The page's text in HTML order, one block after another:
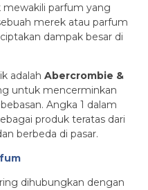
mewakili parfum yang
merek atau parfum
dampak besar di
adalah Abercrombie &
untuk mencerminkan
Angka 1 dalam
produk teratas dari
berbeda di pasar.
dihubungkan dengan